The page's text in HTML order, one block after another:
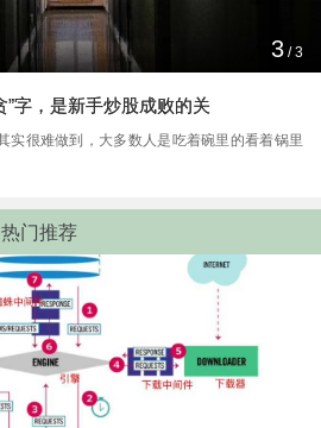
3 /3
”字，是新手炒股成败的关
实很难做到，大多数人是吃着碗里的看着锅里
热门推荐